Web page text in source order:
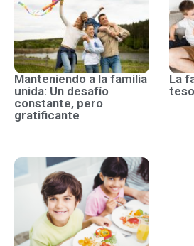
Manteniendo a la familia
unida: Un desafío
constante, pero
gratificante
La